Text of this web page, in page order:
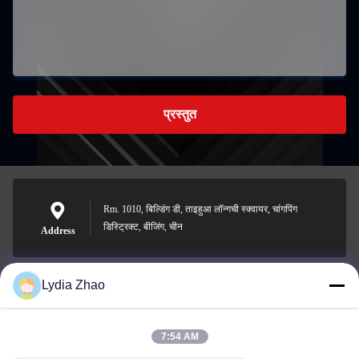
प्रस्तुत
Address
Rm. 1010, बिल्डिंग डी, ताइहुआ लॉन्गची स्क्वायर, चांगपिंग
डिस्ट्रिक्ट, बीजिंग, चीन
jesingd@vip.sina.com
Lydia Zhao
7:54 AM